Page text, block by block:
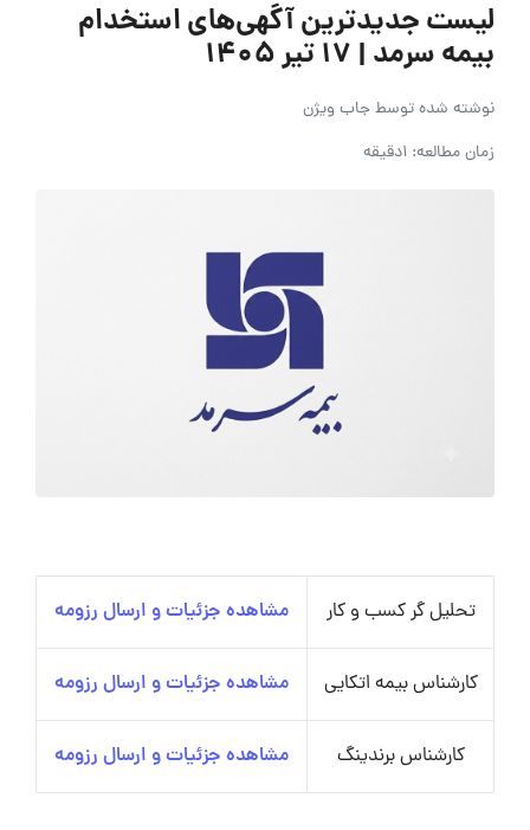
لیست جدیدترین آگهی‌های استخدام
بیمه سرمد | ۱۷ تیر ۱۴۰۵
نوشته شده توسطجاب ویژن
زمان مطالعه: 1دقیقه
تحلیل گر کسب و کار مشاهده جزئیات و ارسال رزومه
کارشناس بیمه اتکایی مشاهده جزئیات و ارسال رزومه
کارشناس برندینگ مشاهده جزئیات و ارسال رزومه